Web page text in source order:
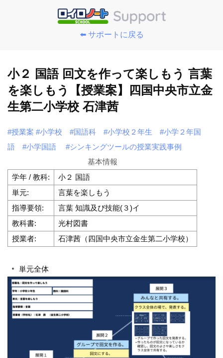
⬅️ サポートに戻る
小２ 国語 回文を作って楽しもう 言葉
を楽しもう【授業案】四国中央市立金
生第二小学校 石津茜
#授業案 #小学校 #国語科 #小学校２年生
#小学２年国
語
#小学国語
#シンキングツールの授業実践事例
基本情報
学年 / 教科:
小２ 国語
単元:
言葉を楽しもう
指導要領:
言葉 知識及び技能(３)イ
教科書:
光村図書
授業者:
石津茜（四国中央市立金生第二小学校）
単元全体